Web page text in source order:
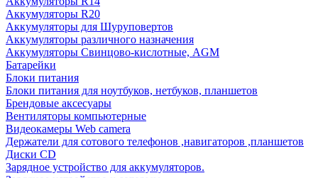
Аккумуляторы R20
Аккумуляторы для Шуруповертов
Аккумуляторы различного назначения
Аккумуляторы Свинцово-кислотные, AGM
Батарейки
Блоки питания
Блоки питания для ноутбуков, нетбуков, планшетов
Брендовые аксесуары
Вентиляторы компьютерные
Видеокамеры Web camera
Держатели для сотового телефонов ,навигаторов ,планшетов
Диски CD
Зарядное устройство для аккумуляторов.